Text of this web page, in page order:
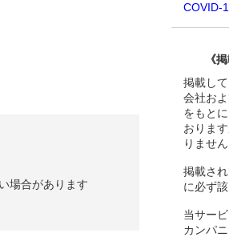
場合があります
COVID-
《
掲載し
会社お
をもと
おりま
りません
掲載さ
に必ず
当サー
カンパ